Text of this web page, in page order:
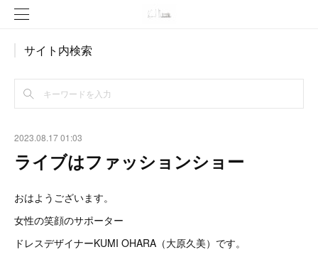
サイト内検索
2023.08.17 01:03
ライブはファッションショー
おはようございます。
女性の笑顔のサポーター
ドレスデザイナーKUMI OHARA（大原久美）です。